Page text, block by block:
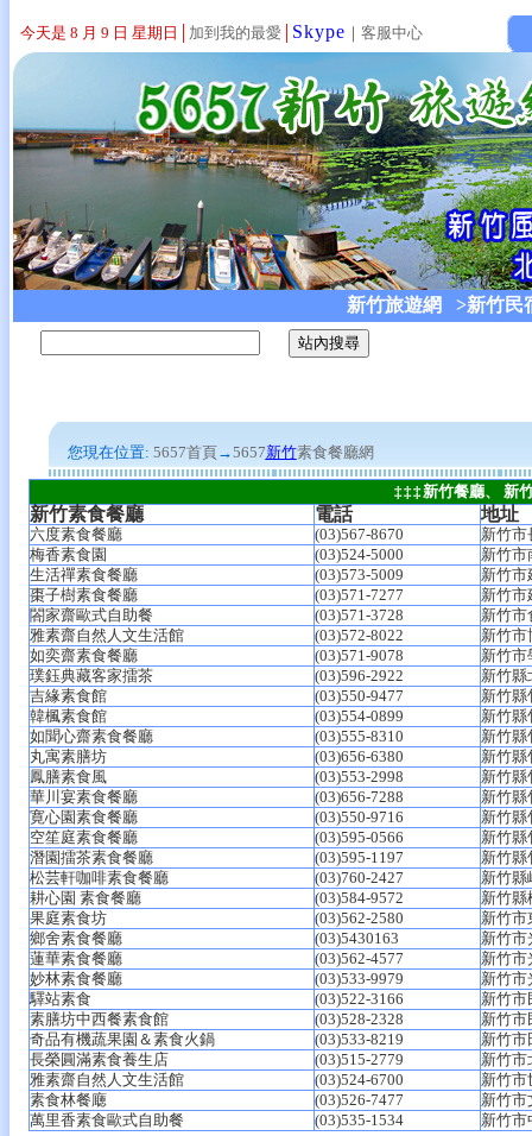
今天是 8 月 9 日 星期日 加到我的最愛 Skype ｜ 客服中心
新竹旅遊網 >新竹民
您現在位置: 5657首頁→5657新竹素食餐廳網
‡‡‡新竹餐廳、 新
新竹素食餐廳 電話 地址
六度素食餐廳 (03)567-8670
新竹
梅香素食園
(03)524-5000
新竹
生活禪素食餐廳
(03)573-5009
新竹市
棗子樹素食餐廳
(03)571-7277
新竹市
閤家齋歐式自助餐
(03)571-3728
新竹市
雅素齋自然人文生活館
(03)572-8022
新竹
如奕齋素食餐廳
(03)571-9078
新竹市
璞鈺典藏客家擂茶
(03)596-2922
新竹縣
吉緣素食館
(03)550-9477
新竹縣
韓楓素食館
(03)554-0899
新竹縣
如聞心齋素食餐廳
(03)555-8310
新竹縣
丸寓素膳坊
(03)656-6380
新竹縣
鳳膳素食風
(03)553-2998
新竹縣
華川宴素食餐廳
(03)656-7288
新竹縣
寛心園素食餐廳
(03)550-9716
新竹縣
空笙庭素食餐廳
(03)595-0566
新竹縣
潛園擂茶素食餐廳
(03)595-1197
新竹縣
松芸軒咖啡素食餐廳
(03)760-2427
新竹縣
耕心園 素食餐廳
(03)584-9572
新竹縣
果庭素食坊
(03)562-2580
新竹
鄉舍素食餐廳
(03)5430163
新竹
蓮華素食餐廳
(03)562-4577
新竹市
妙林素食餐廳
(03)533-9979
新竹市
驛站素食
(03)522-3166
新竹
素膳坊中西餐素食館
(03)528-2328
新竹市
奇品有機蔬果園＆素食火鍋
(03)533-8219
新竹市
長榮圓滿素食養生店
(03)515-2779
新竹市
雅素齋自然人文生活館
(03)524-6700
新竹市
素食林餐廰
(03)526-7477
新竹市
萬里香素食歐式自助餐
(03)535-1534 新竹市